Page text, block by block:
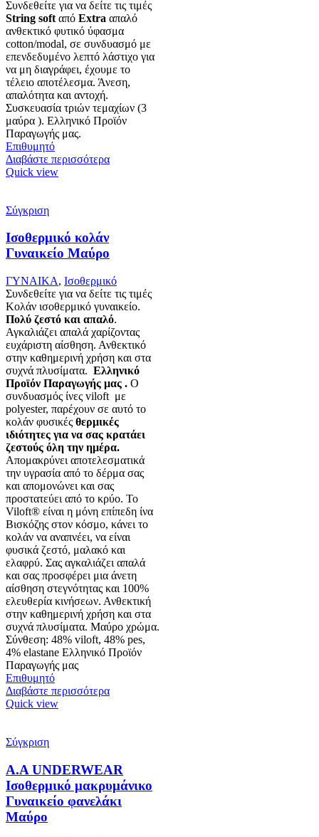
Συνδεθείτε για να δείτε τις τιμές
String soft από Extra απαλό
ανθεκτικό φυτικό ύφασμα
cotton/modal, σε συνδυασμό με
επενδεδυμένο λεπτό λάστιχο για
να μη διαγράφει, έχουμε το
τέλειο αποτέλεσμα. Άνεση,
απαλότητα και αντοχή.
Συσκευασία τριών τεμαχίων (3
μαύρα ). Ελληνικό Προϊόν
Παραγωγής μας.
Επιθυμητό
Διαβάστε περισσότερα
Quick view
Σύγκριση
Ισοθερμικό κολάν
Γυναικείο Μαύρο
ΓΥΝΑΙΚΑ, Ισοθερμικό
Συνδεθείτε για να δείτε τις τιμές
Κολάν ισοθερμικό γυναικείο.
Πολύ ζεστό και απαλό.
Αγκαλιάζει απαλά χαρίζοντας
ευχάριστη αίσθηση. Ανθεκτικό
στην καθημερινή χρήση και στα
συχνά πλυσίματα. Ελληνικό
Προϊόν Παραγωγής μας . Ο
συνδυασμός ίνες viloft με
polyester, παρέχουν σε αυτό το
κολάν φυσικές θερμικές
ιδιότητες για να σας κρατάει
ζεστούς όλη την ημέρα.
Απομακρύνει αποτελεσματικά
την υγρασία από το δέρμα σας
και απομονώνει και σας
προστατεύει από το κρύο. Το
Viloft® είναι η μόνη επίπεδη ίνα
Βισκόζης στον κόσμο, κάνει το
κολάν να αναπνέει, να είναι
φυσικά ζεστό, μαλακό και
ελαφρύ. Σας αγκαλιάζει απαλά
και σας προσφέρει μια άνετη
αίσθηση στεγνότητας και 100%
ελευθερία κινήσεων. Ανθεκτική
στην καθημερινή χρήση και στα
συχνά πλυσίματα. Μαύρο χρώμα.
Σύνθεση: 48% viloft, 48% pes,
4% elastane Ελληνικό Προϊόν
Παραγωγής μας
Επιθυμητό
Διαβάστε περισσότερα
Quick view
Σύγκριση
Α.A UNDERWEAR
Ισοθερμικό μακρυμάνικο
Γυναικείο φανελάκι
Μαύρο